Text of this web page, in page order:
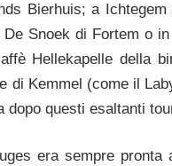
Bierhuis; a
Snoek di Fortem o
Hellekapelle della
di Kemmel (come il
questi esaltanti
era sempre pronta